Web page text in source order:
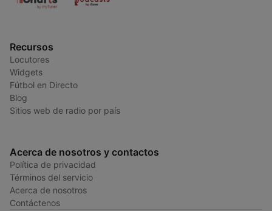
Recursos
Locutores
Widgets
Fútbol en Directo
Blog
Sitios web de radio por país
Acerca de nosotros y contactos
Política de privacidad
Términos del servicio
Acerca de nosotros
Contáctenos